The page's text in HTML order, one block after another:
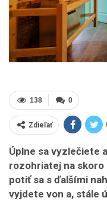
0
138
Zdieľať
Úplne sa vyzlečiete
rozohriatej na skoro
potiť sa s ďalšími
vyjdete von a, stále